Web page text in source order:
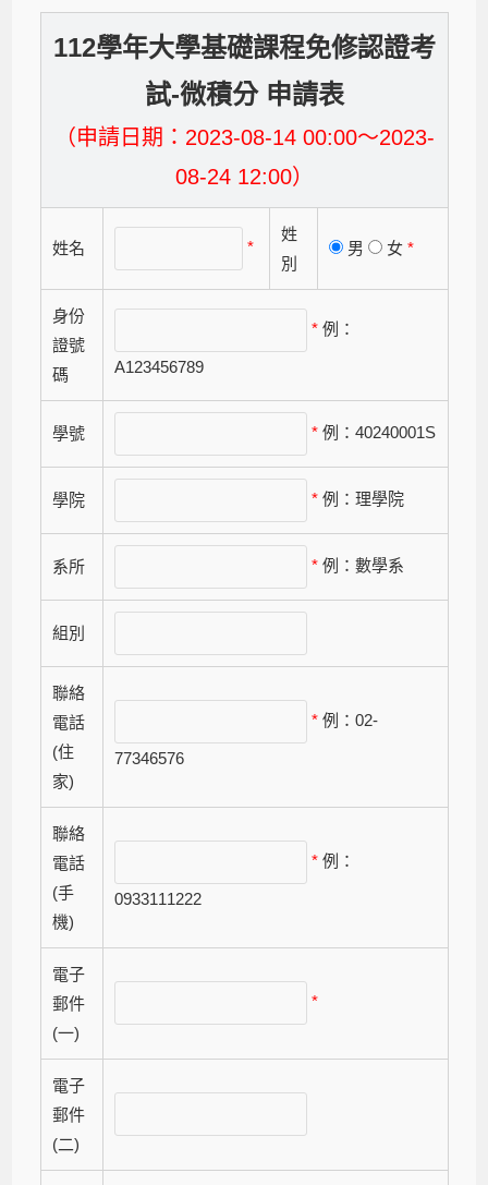
112學年大學基礎課程免修認證考
試-微積分 申請表
（申請日期：2023-08-14 00:00～2023-
08-24 12:00）
姓名 *
姓
別
男 女 *
身份
證號
碼
* 例：
A123456789
學號 * 例：40240001S
學院 * 例：理學院
系所 * 例：數學系
組別
聯絡
電話
(住
家)
* 例：02-
77346576
聯絡
電話
(手
機)
* 例：
0933111222
電子
郵件
(一)
*
電子
郵件
(二)